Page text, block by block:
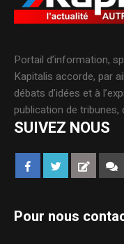
Portail d’information,
Kapitalis accorde, par
débats d’idées et à
publication de tribunes,
SUIVEZ NOUS
Pour nous